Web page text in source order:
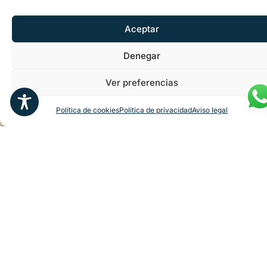
Aceptar
Denegar
Ver preferencias
Política de cookiesPolítica de privacidadAviso legal
en
cata y
una